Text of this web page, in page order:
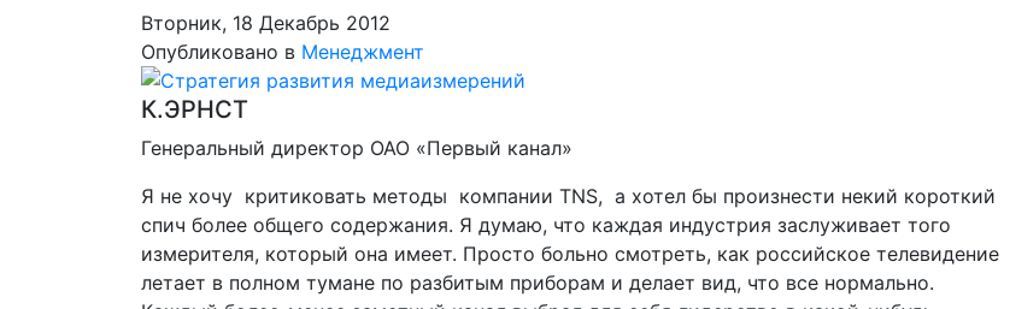
Вторник, 18 Декабрь 2012
Опубликовано в Менеджмент
К.ЭРНСТ
Генеральный директор ОАО «Первый канал»
Я не хочу критиковать методы компании TNS, а хотел бы произнести некий короткий
спич более общего содержания. Я думаю, что каждая индустрия заслуживает того
измерителя, который она имеет. Просто больно смотреть, как российское телевидение
летает в полном тумане по разбитым приборам и делает вид, что все нормально.